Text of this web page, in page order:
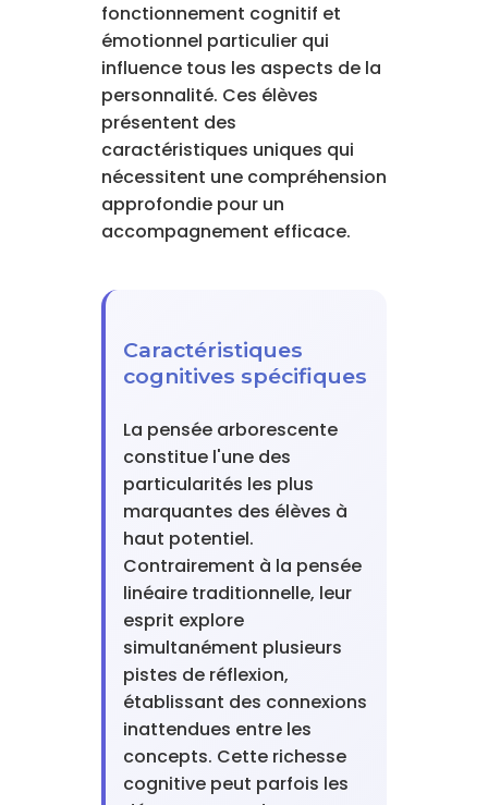
fonctionnement cognitif et
émotionnel particulier qui
influence tous les aspects de la
personnalité. Ces élèves
présentent des
caractéristiques uniques qui
nécessitent une compréhension
approfondie pour un
accompagnement efficace.
Caractéristiques
cognitives spécifiques
La pensée arborescente
constitue l'une des
particularités les plus
marquantes des élèves à
haut potentiel.
Contrairement à la pensée
linéaire traditionnelle, leur
esprit explore
simultanément plusieurs
pistes de réflexion,
établissant des connexions
inattendues entre les
concepts. Cette richesse
cognitive peut parfois les